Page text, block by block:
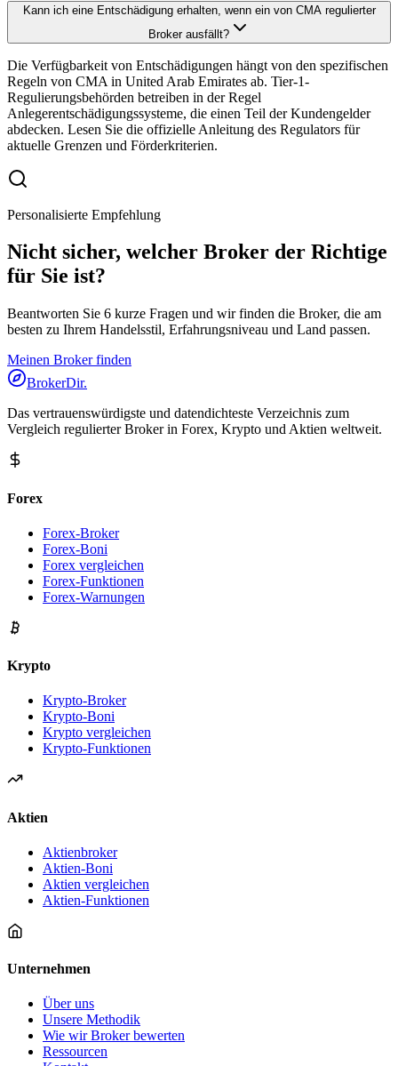
Kann ich eine Entschädigung erhalten, wenn ein von CMA regulierter
Broker ausfällt?
Die Verfügbarkeit von Entschädigungen hängt von den spezifischen
Regeln von CMA in United Arab Emirates ab. Tier-1-
Regulierungsbehörden betreiben in der Regel
Anlegerentschädigungssysteme, die einen Teil der Kundengelder
abdecken. Lesen Sie die offizielle Anleitung des Regulators für
aktuelle Grenzen und Förderkriterien.
Personalisierte Empfehlung
Nicht sicher, welcher Broker der Richtige
für Sie ist?
Beantworten Sie 6 kurze Fragen und wir finden die Broker, die am
besten zu Ihrem Handelsstil, Erfahrungsniveau und Land passen.
Meinen Broker finden
BrokerDir.
Das vertrauenswürdigste und datendichteste Verzeichnis zum
Vergleich regulierter Broker in Forex, Krypto und Aktien weltweit.
Forex
Forex-Broker
Forex-Boni
Forex vergleichen
Forex-Funktionen
Forex-Warnungen
Krypto
Krypto-Broker
Krypto-Boni
Krypto vergleichen
Krypto-Funktionen
Aktien
Aktienbroker
Aktien-Boni
Aktien vergleichen
Aktien-Funktionen
Unternehmen
Über uns
Unsere Methodik
Wie wir Broker bewerten
Ressourcen